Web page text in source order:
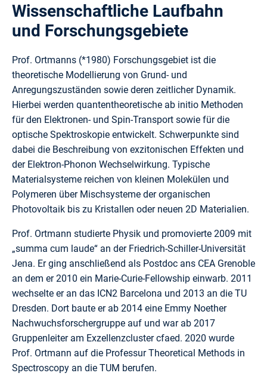
Wissenschaftliche Laufbahn
und Forschungsgebiete
Prof. Ortmanns (*1980) Forschungsgebiet ist die
theoretische Modellierung von Grund- und
Anregungszuständen sowie deren zeitlicher Dynamik.
Hierbei werden quantentheoretische ab initio Methoden
für den Elektronen- und Spin-Transport sowie für die
optische Spektroskopie entwickelt. Schwerpunkte sind
dabei die Beschreibung von exzitonischen Effekten und
der Elektron-Phonon Wechselwirkung. Typische
Materialsysteme reichen von kleinen Molekülen und
Polymeren über Mischsysteme der organischen
Photovoltaik bis zu Kristallen oder neuen 2D Materialien.
Prof. Ortmann studierte Physik und promovierte 2009 mit
„summa cum laude“ an der Friedrich-Schiller-Universität
Jena. Er ging anschließend als Postdoc ans CEA Grenoble
an dem er 2010 ein Marie-Curie-Fellowship einwarb. 2011
wechselte er an das ICN2 Barcelona und 2013 an die TU
Dresden. Dort baute er ab 2014 eine Emmy Noether
Nachwuchsforschergruppe auf und war ab 2017
Gruppenleiter am Exzellenzcluster cfaed. 2020 wurde
Prof. Ortmann auf die Professur Theoretical Methods in
Spectroscopy an die TUM berufen.